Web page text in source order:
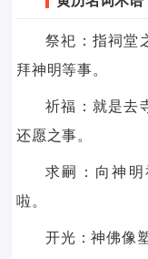
祭祀：指祠堂
拜神明等事。
祈福：就是去
还愿之事。
求嗣：向神
啦。
开光：神佛像